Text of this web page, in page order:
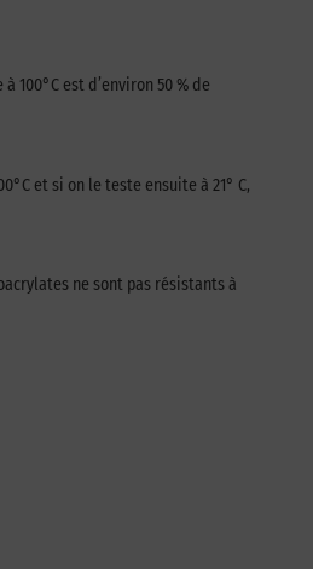
100°C est d’environ 50 % de
et si on le teste ensuite à 21° C,
ne sont pas résistants à